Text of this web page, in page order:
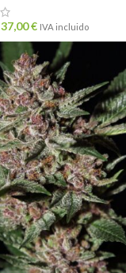
37,00€ IVA incluido